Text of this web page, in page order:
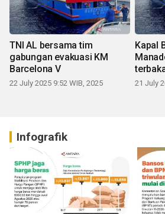
TNI AL bersama tim
gabungan evakuasi KM
Barcelona V
22 July 2025 9:52 WIB, 2025
Kapal
21 July
Infografik